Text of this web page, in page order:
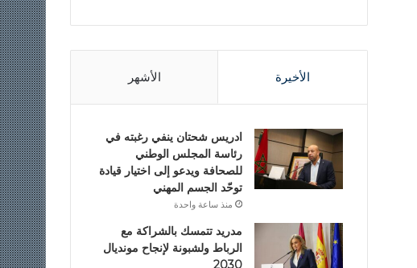
الأخيرة الأشهر
ادريس شحتان ينفي رغبته في
رئاسة المجلس الوطني
للصحافة ويدعو إلى اختيار قيادة
توحّد الجسم المهني
منذ ساعة واحدة
مدريد تتمسك بالشراكة مع
الرباط ولشبونة لإنجاح مونديال
2030